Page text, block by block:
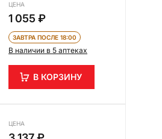
ЦЕНА
1 055 ₽
ЗАВТРА ПОСЛЕ 18:00
В наличии в 5 аптеках
В КОРЗИНУ
ЦЕНА